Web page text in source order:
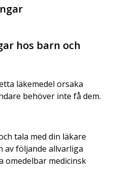
hos barn och
läkemedel orsaka
behöver inte få dem.
tala med din läkare
av följande allvarliga
omedelbar medicinsk